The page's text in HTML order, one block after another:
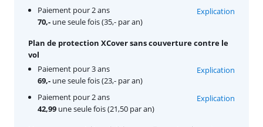
Paiement pour 2 ans
70,- une seule fois (35,- par an)
Explication
Plan de protection XCover sans couverture contre le
vol
Paiement pour 3 ans
69,- une seule fois (23,- par an)
Explication
Paiement pour 2 ans
42,99 une seule fois (21,50 par an)
Explication